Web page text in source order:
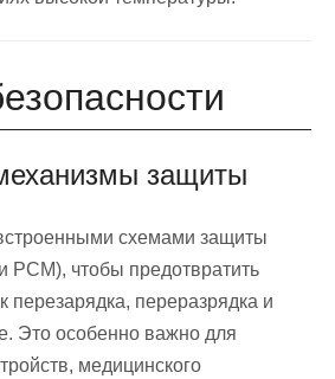
защиты
схемами защиты
PCM), чтобы предотвратить
перезарядка, переразрядка и
Это особенно важно для
медицинского